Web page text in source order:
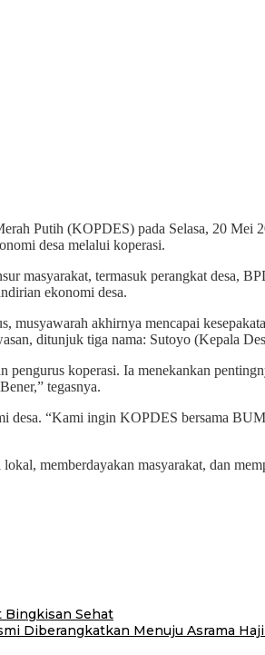
Putih (KOPDES) pada Selasa, 20 Mei
desa melalui koperasi.
masyarakat, termasuk perangkat desa,
ekonomi desa.
musyawarah akhirnya mencapai
ditunjuk tiga nama: Sutoyo (Kepala
koperasi. Ia menekankan
tegasnya.
desa. “Kami ingin KOPDES bersama
memberdayakan masyarakat, dan
Bingkisan Sehat
Diberangkatkan Menuju Asrama